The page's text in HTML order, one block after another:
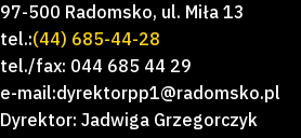
97-500 Radomsko, ul. Miła 13
tel.:(44) 685-44-28
tel./fax: 044 685 44 29
e-mail:dyrektorpp1@radomsko.pl
Dyrektor: Jadwiga Grzegorczyk